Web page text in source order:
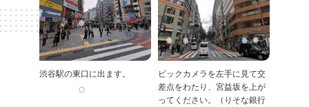
渋谷駅の東口に出ます。
ビックカメラを左手に見て交
差点をわたり、宮益坂を上が
ってください。（りそな銀行